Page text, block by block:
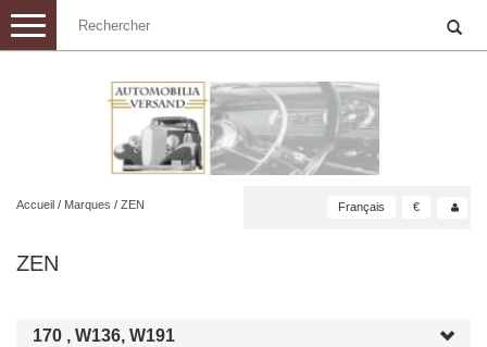
Toggle
navigation
Accueil / Marques / ZEN Français €
ZEN
170 , W136, W191